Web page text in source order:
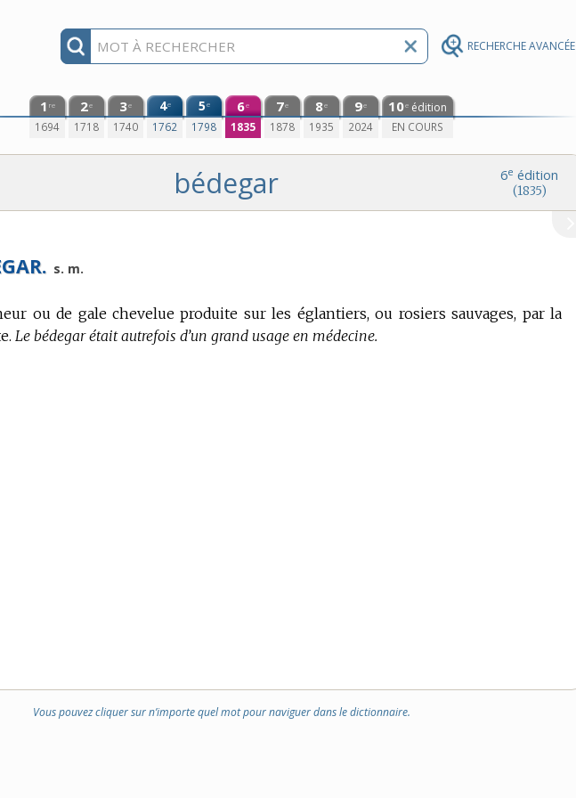
RECHERCHE AVANCÉE
1 re
1694
2e
1718
3e
1740
4e
1762
5e
1798
6e
1835
7e
1878
8e
1935
9e
2024
10e édition
EN COURS
6e édition
(1835)
bédegar
s. m.
ou de gale chevelue produite sur les églantiers, ou rosiers sauvages, par la
Le bédegar était autrefois d’un grand usage en médecine.
Vous pouvez cliquer sur n’importe quel mot pour naviguer dans le dictionnaire.